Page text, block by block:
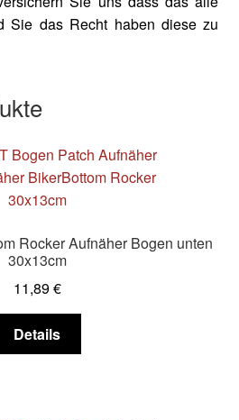
Sie das Recht haben diese zu
Rocker Aufnäher Bogen unten
30x13cm
11,89€
Details